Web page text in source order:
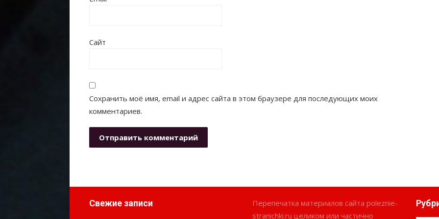
Сайт
Сохранить моё имя, email и адрес сайта в этом браузере для последующих моих
комментариев.
Свежие записи
Перепечатка материалов сайта poleznie-
stranichki.ru целиком или частично